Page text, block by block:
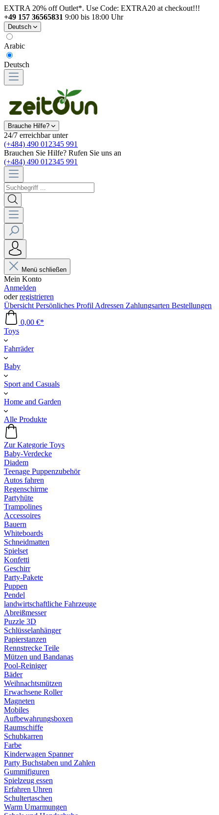
EXTRA 20% off Outlet*. Use Code: EXTRA20 at checkout!!!
+49 157 36565831 9:00 bis 18:00 Uhr
Deutsch
Arabic
Deutsch
Brauche Hilfe?
24/7 erreichbar unter
(+484) 490 012345 991
Brauchen Sie Hilfe? Rufen Sie uns an
(+484) 490 012345 991
Menü schließen
Mein Konto
Anmelden
oderregistrieren
Übersicht Persönliches Profil Adressen Zahlungsarten Bestellungen
0,00 €*
Toys
Fahrräder
Baby
Sport and Casuals
Home and Garden
Alle Produkte
Zur Kategorie Toys
Baby-Verdecke
Diadem
Teenage Puppenzubehör
Autos fahren
Regenschirme
Partyhüte
Trampolines
Accessoires
Bauern
Whiteboards
Schneidmatten
Spielset
Konfetti
Geschirr
Party-Pakete
Puppen
Pendel
landwirtschaftliche Fahrzeuge
Abreißmesser
Puzzle 3D
Schlüsselanhänger
Papierstanzen
Rennstrecke Teile
Mützen und Bandanas
Pool-Reiniger
Bäder
Weihnachtsmützen
Erwachsene Roller
Magneten
Mobiles
Aufbewahrungsboxen
Raumschiffe
Schubkarren
Farbe
Kinderwagen Spanner
Party Buchstaben und Zahlen
Gummifiguren
Spielzeug essen
Erfahren Uhren
Schultertaschen
Warm Umarmungen